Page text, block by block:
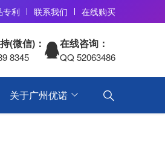
专利 联系我们 在线购买
(微信)：
8345
在线咨询：
QQ 52063486
关于广州优诺